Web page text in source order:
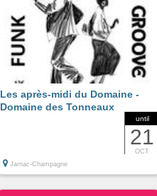
until
21
OCT
Les après-midi du Domaine -
Domaine des Tonneaux
Jarnac-Champagne